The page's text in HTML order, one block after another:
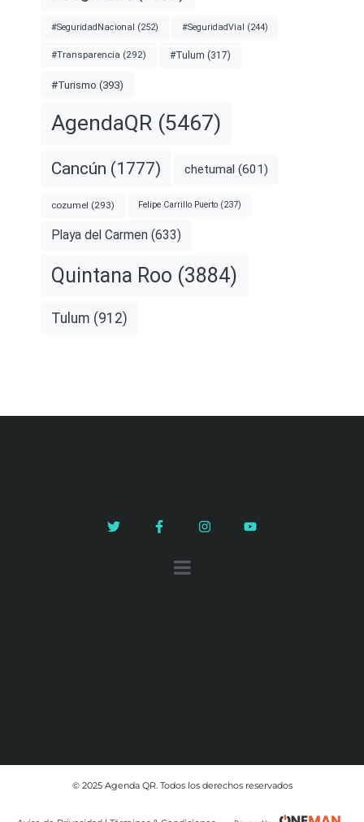
#SeguridadNacional (252) #SeguridadVial (244)
#Transparencia (292) #Tulum (317)
#Turismo (393)
AgendaQR (5467)
Cancún (1777) chetumal (601)
cozumel (293) Felipe Carrillo Puerto (237)
Playa del Carmen (633)
Quintana Roo (3884)
Tulum (912)
© 2025 Agenda QR. Todos los derechos reservados